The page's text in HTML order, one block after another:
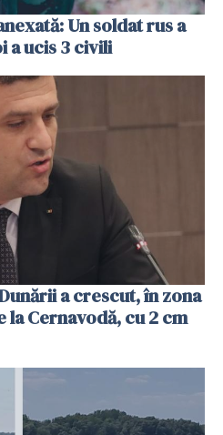
Un soldat rus a
a ucis 3 civili
a crescut, în zona
Cernavodă, cu 2 cm